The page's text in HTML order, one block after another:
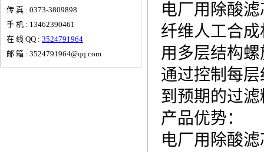
传 真 : 0373-3809898
手 机 : 13462390461
在 线 QQ : 3524791964
邮 箱 : 3524791964@qq.com
电厂用除酸滤
纤维人工合
用多层结构
通过控制每
到预期的过
产品优势：
电厂用除酸滤